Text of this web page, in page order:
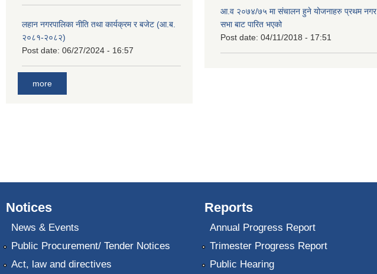
लहान नगरपालिका नीति तथा कार्यक्रम र बजेट (आ.ब.
२०८१-२०८२)
Post date: 06/27/2024 - 16:57
more
आ.व २०७४/७५ मा संचालन हुने योजनाहरु प्रथम नगर
सभा बाट पारित भएको
Post date: 04/11/2018 - 17:51
Notices
News & Events
Public Procurement/ Tender Notices
Act, law and directives
Reports
Annual Progress Report
Trimester Progress Report
Public Hearing